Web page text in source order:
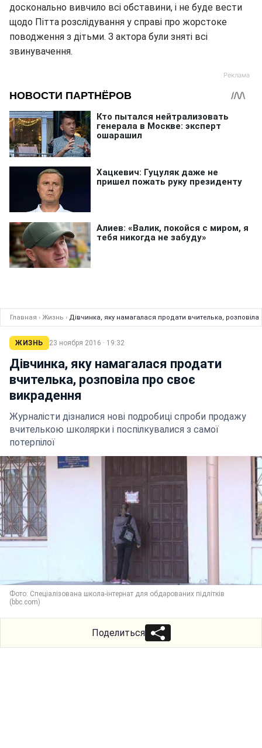
досконально вивчило всі обставини, і не буде вести
щодо Пітта розслідування у справі про жорстоке
поводження з дітьми. З актора були зняті всі
звинувачення.
Главная › Жизнь › Дівчинка, яку намагалася продати вчителька,
ЖИЗНЬ 23 ноября 2016 · 19:32
Дівчинка, яку намагалася продати
вчителька, розповіла про своє
викрадення
Журналісти дізналися нові подробиці спроби продажу
вчителькою школярки і поспілкувалися з самої
потерпілої
Фото: Спеціалізована школа-інтернат для обдарованих підлітків
(bbc.com)
Поделиться